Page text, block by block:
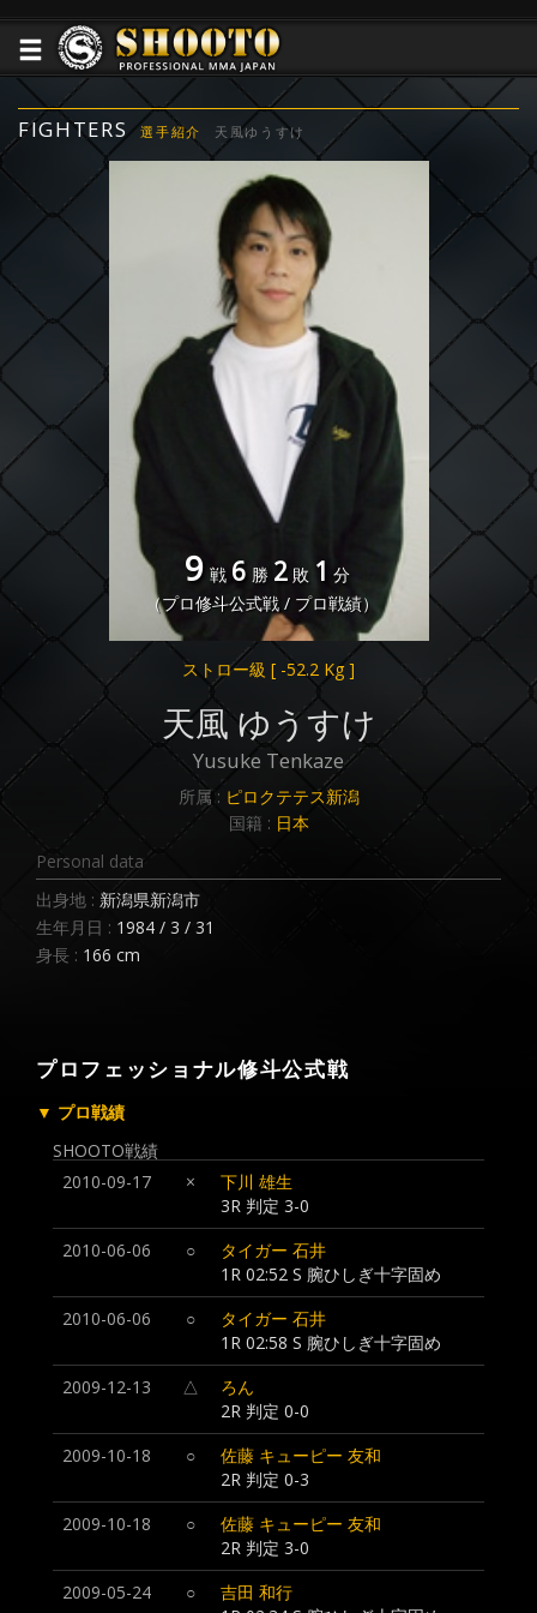
FIGHTERS 選手紹介 天風ゆうすけ
9 戦 6 勝 2 敗 1 分
（プロ修斗公式戦 / プロ戦績）
ストロー級 [ -52.2 Kg ]
天風 ゆうすけ
Yusuke Tenkaze
所属 : ピロクテテス新潟
国籍 : 日本
Personal data
出身地 : 新潟県新潟市
生年月日 : 1984 / 3 / 31
身長 : 166 cm
プロフェッショナル修斗公式戦
▼ プロ戦績
SHOOTO戦績
2010-09-17
×
下川 雄生
3R 判定 3-0
2010-06-06
○
タイガー 石井
1R 02:52 S 腕ひしぎ十字固め
2010-06-06
○
タイガー 石井
1R 02:58 S 腕ひしぎ十字固め
2009-12-13
△
ろん
2R 判定 0-0
2009-10-18
○
佐藤 キューピー 友和
2R 判定 0-3
2009-10-18
○
佐藤 キューピー 友和
2R 判定 3-0
2009-05-24
○
吉田 和行